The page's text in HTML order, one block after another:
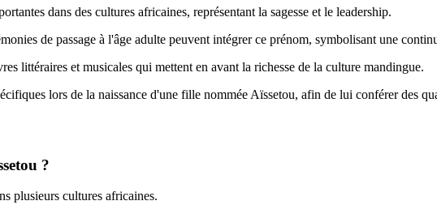
dans des cultures africaines, représentant la sagesse et le leadership.
de passage à l'âge adulte peuvent intégrer ce prénom, symbolisant une
littéraires et musicales qui mettent en avant la richesse de la culture mandingue.
lors de la naissance d'une fille nommée Aïssetou, afin de lui conférer des
?
plusieurs cultures africaines.